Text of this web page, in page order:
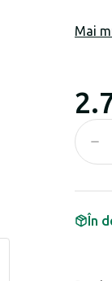
Mai
În